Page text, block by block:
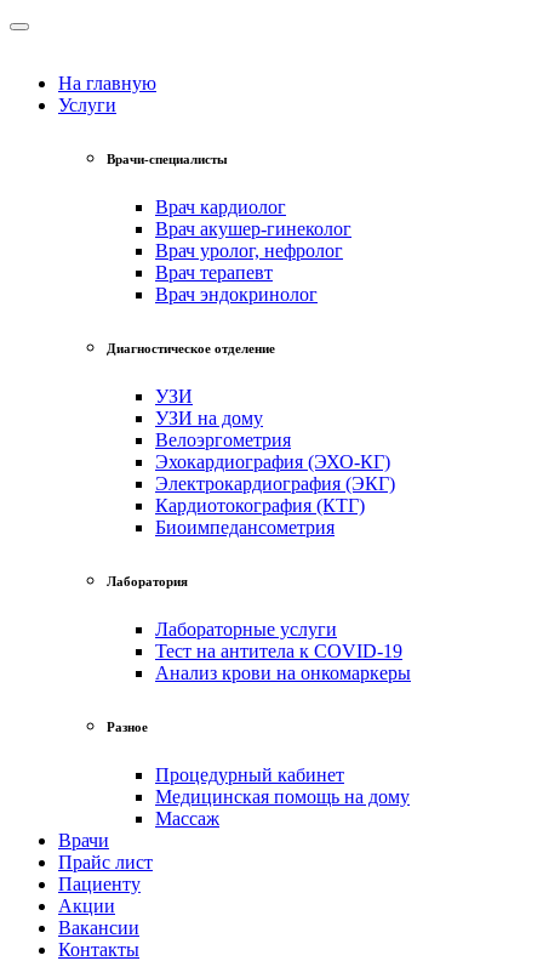
На главную
Услуги
Врачи-специалисты
Врач кардиолог
Врач акушер-гинеколог
Врач уролог, нефролог
Врач терапевт
Врач эндокринолог
Диагностическое отделение
УЗИ
УЗИ на дому
Велоэргометрия
Эхокардиография (ЭХО-КГ)
Электрокардиография (ЭКГ)
Кардиотокография (КТГ)
Биоимпедансометрия
Лаборатория
Лабораторные услуги
Тест на антитела к COVID-19
Анализ крови на онкомаркеры
Разное
Процедурный кабинет
Медицинская помощь на дому
Массаж
Врачи
Прайс лист
Пациенту
Акции
Вакансии
Контакты